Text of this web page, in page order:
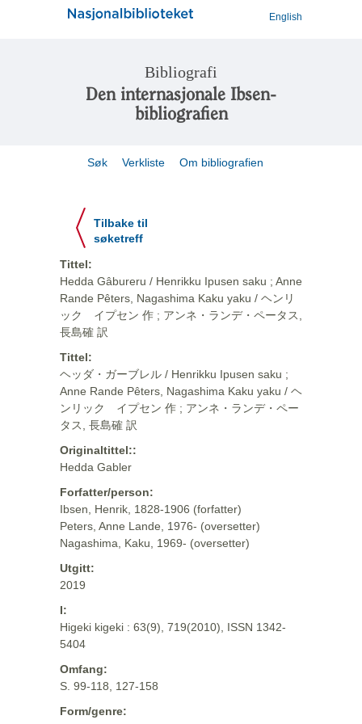
English
Bibliografi
Den internasjonale Ibsen-
bibliografien
Søk Verkliste Om bibliografien
Tilbake til
søketreff
Tittel:
Hedda Gâbureru / Henrikku Ipusen saku ; Anne
Rande Pêters, Nagashima Kaku yaku / ヘンリ
ック イプセン 作 ; アンネ・ランデ・ペータス,
長島確 訳
Tittel:
ヘッダ・ガーブレル / Henrikku Ipusen saku ;
Anne Rande Pêters, Nagashima Kaku yaku / ヘ
ンリック イプセン 作 ; アンネ・ランデ・ペー
タス, 長島確 訳
Originaltittel::
Hedda Gabler
Forfatter/person:
Ibsen, Henrik, 1828-1906 (forfatter)
Peters, Anne Lande, 1976- (oversetter)
Nagashima, Kaku, 1969- (oversetter)
Utgitt:
2019
I:
Higeki kigeki : 63(9), 719(2010), ISSN 1342-
5404
Omfang:
S. 99-118, 127-158
Form/genre: